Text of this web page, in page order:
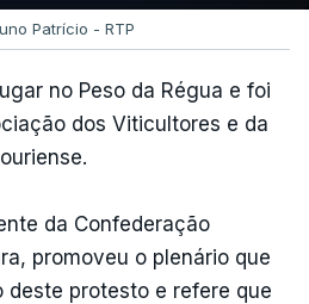
Patrício - RTP
no Peso da Régua e foi
dos Viticultores e da
da Confederação
promoveu o plenário que
deste protesto e refere que